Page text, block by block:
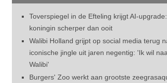
Toverspiegel in de Efteling krijgt AI-
koningin scherper dan ooit
Walibi Holland grijpt op social media terug
iconische jingle uit jaren negentig: 'Ik wil
Walibi'
Burgers' Zoo werkt aan grootste